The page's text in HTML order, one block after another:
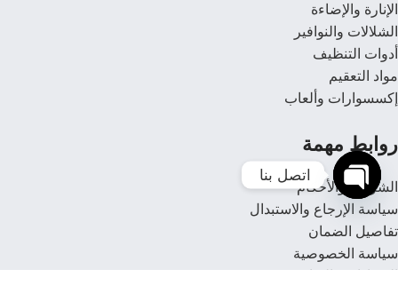
الإنارة والإضاءة
الشلالات والنوافير
أدوات التنظيف
مواد التعقيم
إكسسوارات وألعاب
روابط مهمة
الشروط والأحكام
سياسة الإرجاع والاستبدال
تفاصيل الضمان
سياسة الخصوصية
اتصل بنا
Open
chaty